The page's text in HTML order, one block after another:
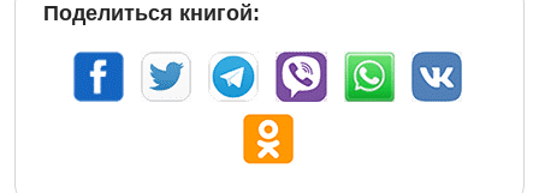
Поделиться книгой: